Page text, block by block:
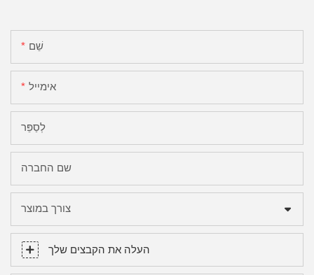
שֵׁם
אימייל
לְסַפֵּר
שם החברה
צורך במוצר
העלה את הקבצים שלך